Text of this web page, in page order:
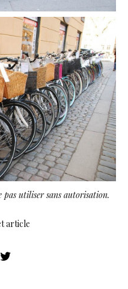
utiliser sans autorisation.
article